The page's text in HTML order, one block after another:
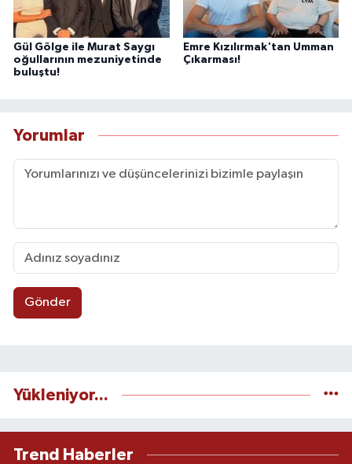
Gül Gölge ile Murat Saygı
oğullarının mezuniyetinde
buluştu!
Emre Kızılırmak'tan Umman
Çıkarması!
Yorumlar
Gönder
Yükleniyor...
Trend Haberler